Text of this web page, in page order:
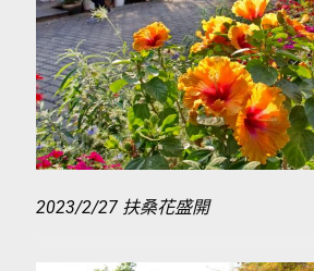
2023/2/27 扶桑花盛開